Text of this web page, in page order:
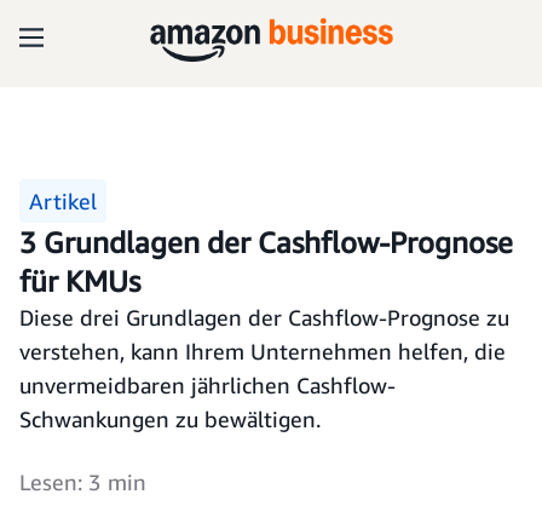
Artikel
3 Grundlagen der Cashflow-Prognose
für KMUs
Diese drei Grundlagen der Cashflow-Prognose zu
verstehen, kann Ihrem Unternehmen helfen, die
unvermeidbaren jährlichen Cashflow-
Schwankungen zu bewältigen.
Lesen: 3 min